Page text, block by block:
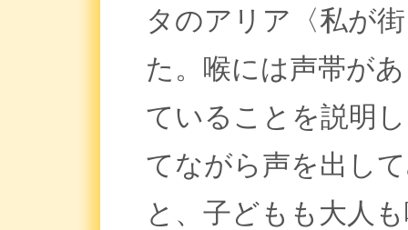
タのアリア〈私が
た。喉には声帯が
ていることを説明
てながら声を出し
と、子どもも大人